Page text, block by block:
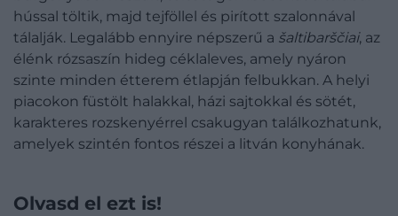
hússal töltik, majd tejföllel és pirított szalonnával
tálalják. Legalább ennyire népszerű a šaltibarščiai, az
élénk rózsaszín hideg céklaleves, amely nyáron
szinte minden étterem étlapján felbukkan. A helyi
piacokon füstölt halakkal, házi sajtokkal és sötét,
karakteres rozskenyérrel csakugyan találkozhatunk,
amelyek szintén fontos részei a litván konyhának.
Olvasd el ezt is!